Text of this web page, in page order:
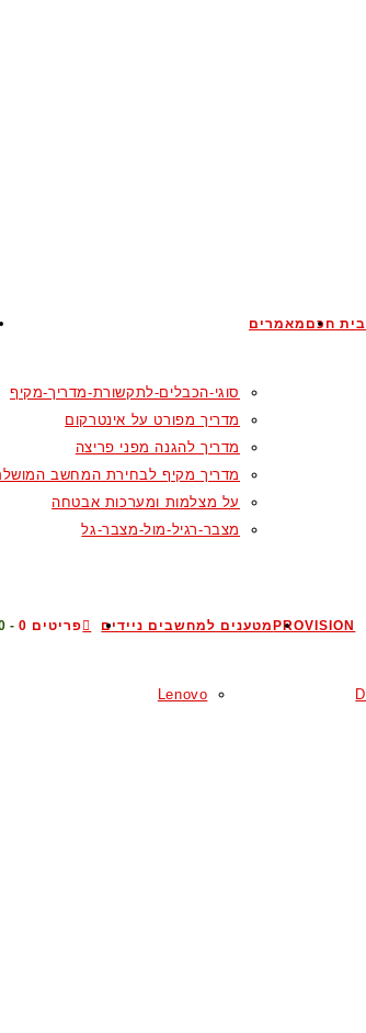
בית חכם מאמרים
סוגי-הכבלים-לתקשורת-מדריך-מקיף
מדריך מפורט על אינטרקום
מדריך להגנה מפני פריצה
מדריך מקיף לבחירת המחשב
על מצלמות ומערכות אבטחה
מצבר-רגיל-מול-מצבר-גל
PROVISION מטענים למחשבים ניידים
Lenovo
TOGGLE
פריטים 0